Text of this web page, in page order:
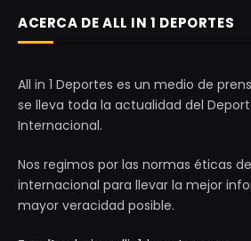
ACERCA DE ALL IN 1 DEPORTES
All in 1 Deportes es un medio de
se lleva toda la actualidad del
Internacional.
Nos regimos por las normas éticas
internacional para llevar la mejor
mayor veracidad posible.